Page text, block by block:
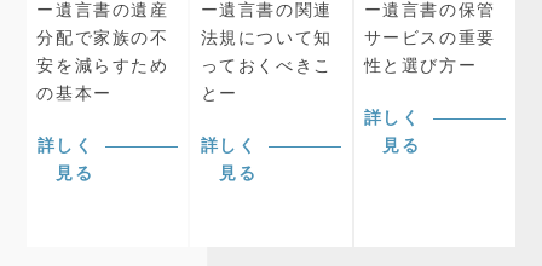
ー遺言書の遺産
分配で家族の不
安を減らすため
の基本ー
詳しく
見る
ー遺言書の関連
法規について知
っておくべきこ
とー
詳しく
見る
ー遺言書の保管
サービスの重要
性と選び方ー
詳しく
見る